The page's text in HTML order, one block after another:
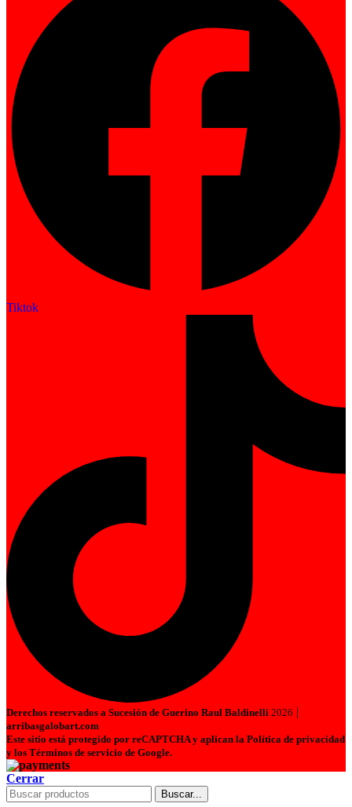
Tiktok
Derechos reservados a Sucesión de Guerino Raul Baldinelli 2026 |
arribasgalobart.com
Este sitio está protegido por reCAPTCHA y aplican la Política de privacidad
y los Términos de servicio de Google.
Cerrar
Buscar...